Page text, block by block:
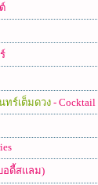
ทร์เต็มดวง- Cocktail
อดี้สแลม)